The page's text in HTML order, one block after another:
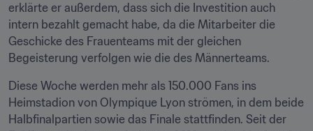
erklärte er außerdem, dass sich die Investition auch
intern bezahlt gemacht habe, da die Mitarbeiter die
Geschicke des Frauenteams mit der gleichen
Begeisterung verfolgen wie die des Männerteams.
Diese Woche werden mehr als 150.000 Fans ins
Heimstadion von Olympique Lyon strömen, in dem beide
Halbfinalpartien sowie das Finale stattfinden. Seit der